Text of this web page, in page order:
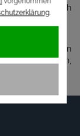
Webshop auch
kaufen Sie in
die Sie brauchen,